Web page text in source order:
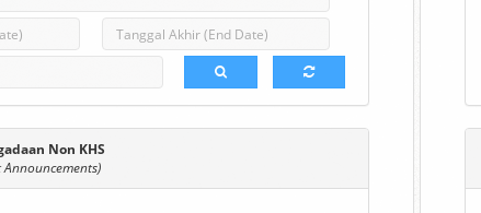
Non KHS